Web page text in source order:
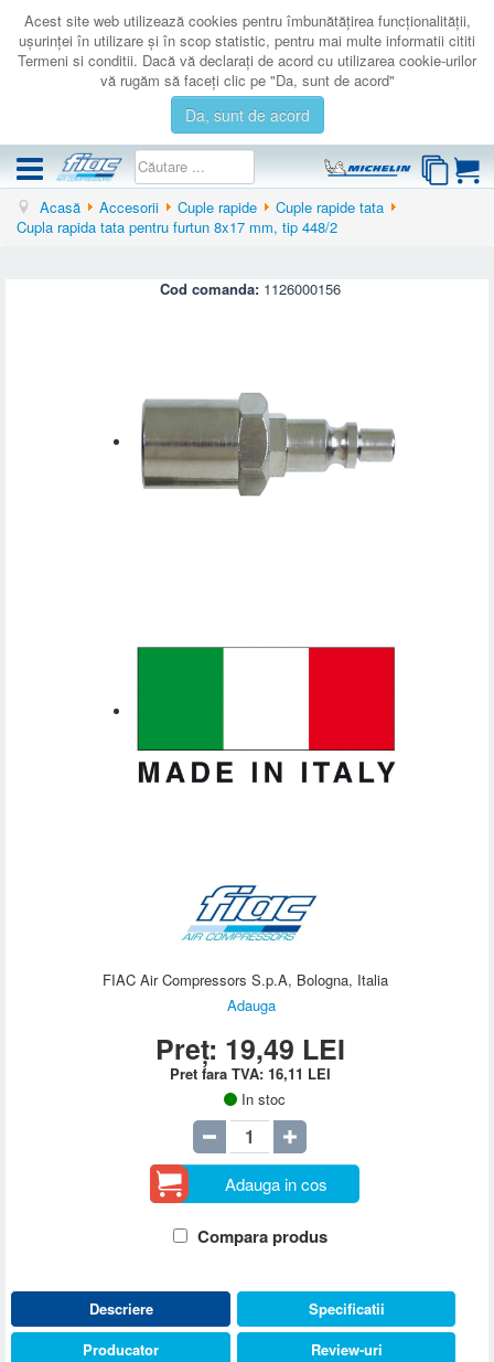
Acest site web utilizează cookies pentru îmbunătăţirea funcţionalităţii,
uşurinţei în utilizare şi în scop statistic, pentru mai multe informatii cititi
Termeni si conditii. Dacă vă declaraţi de acord cu utilizarea cookie-urilor
vă rugăm să faceţi clic pe "Da, sunt de acord"
Da, sunt de acord
COMPRESOARE
Acasă Accesorii Cuple rapide
Cuple rapide tata
Cupla rapida tata pentru furtun 8x17 mm, tip 448/2
Cod comanda: 1126000156
FIAC Air Compressors S.p.A, Bologna, Italia
Adauga
Preț: 19,49 LEI
Pret fara TVA: 16,11 LEI
In stoc
Adauga in cos
Compara produs
Descriere
Specificatii
Producator
Review-uri